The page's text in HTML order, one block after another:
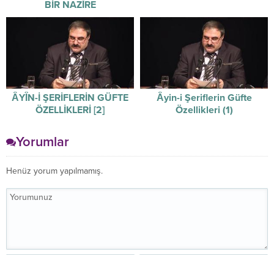
BİR NAZÎRE
ÂYÎN-İ ŞERİFLERİN GÜFTE
ÖZELLİKLERİ [2]
Âyin-i Şeriflerin Güfte
Özellikleri (1)
Yorumlar
Henüz yorum yapılmamış.